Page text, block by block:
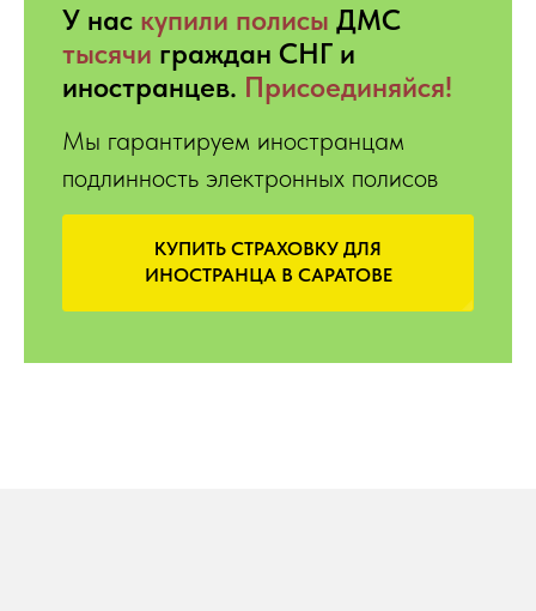
У нас купили полисы ДМС
тысячи граждан СНГ и
иностранцев. Присоединяйся!
Мы гарантируем иностранцам
подлинность электронных полисов
КУПИТЬ СТРАХОВКУ ДЛЯ
ИНОСТРАНЦА В САРАТОВЕ